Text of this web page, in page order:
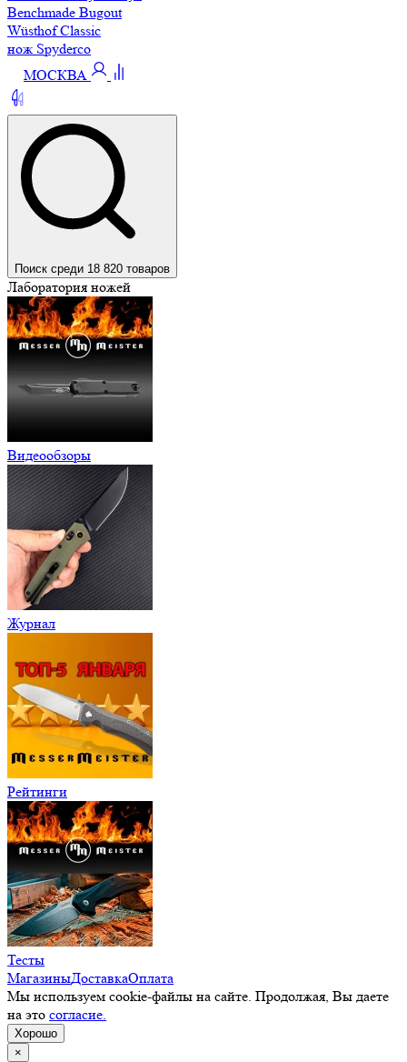
Benchmade Bugout
Wüsthof Classic
нож Spyderco
МОСКВА
Поиск среди 18 820 товаров
Лаборатория ножей
Видеообзоры
Журнал
Рейтинги
Тесты
МагазиныДоставкаОплата
Мы используем cookie-файлы на сайте. Продолжая, Вы даете
на это согласие.
Хорошо
×